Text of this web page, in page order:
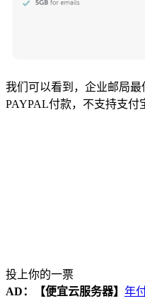
我们可以看到，企业邮局
PAYPAL付款，不支持支付
投上你的一票
AD：
【便宜云服务器】 年